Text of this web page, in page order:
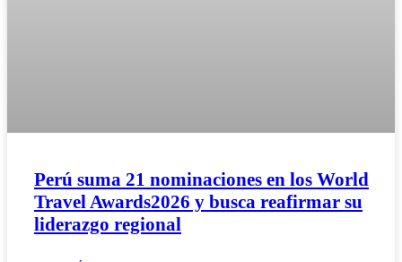
Perú suma 21 nominaciones en los World
Travel Awards2026 y busca reafirmar su
liderazgo regional